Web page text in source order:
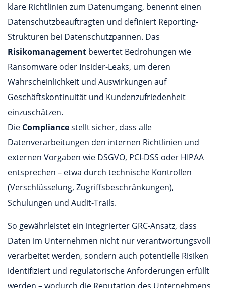
klare Richtlinien zum Datenumgang, benennt einen
Datenschutzbeauftragten und definiert Reporting-
Strukturen bei Datenschutzpannen. Das
Risikomanagement bewertet Bedrohungen wie
Ransomware oder Insider-Leaks, um deren
Wahrscheinlichkeit und Auswirkungen auf
Geschäftskontinuität und Kundenzufriedenheit
einzuschätzen.
Die Compliancestellt sicher, dass alle
Datenverarbeitungen den internen Richtlinien und
externen Vorgaben wie DSGVO, PCI-DSS oder HIPAA
entsprechen – etwa durch technische Kontrollen
(Verschlüsselung, Zugriffsbeschränkungen),
Schulungen und Audit-Trails.
So gewährleistet ein integrierter GRC-Ansatz, dass
Daten im Unternehmen nicht nur verantwortungsvoll
verarbeitet werden, sondern auch potentielle Risiken
identifiziert und regulatorische Anforderungen erfüllt